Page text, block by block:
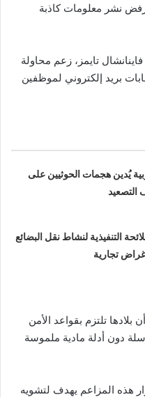
نشر معلومات كاذبة
تايمز، زعم محاولة
بريد إلكتروني لموظفين
يُدين هجمات الحوثيين على
التصعيد
التنفيذية لنشاط نقل البضائع
تجارية
تلتزم بقواعد الأمن
دون أدلة مادية ملموسة
هذه المزاعم يهدف لتشويه